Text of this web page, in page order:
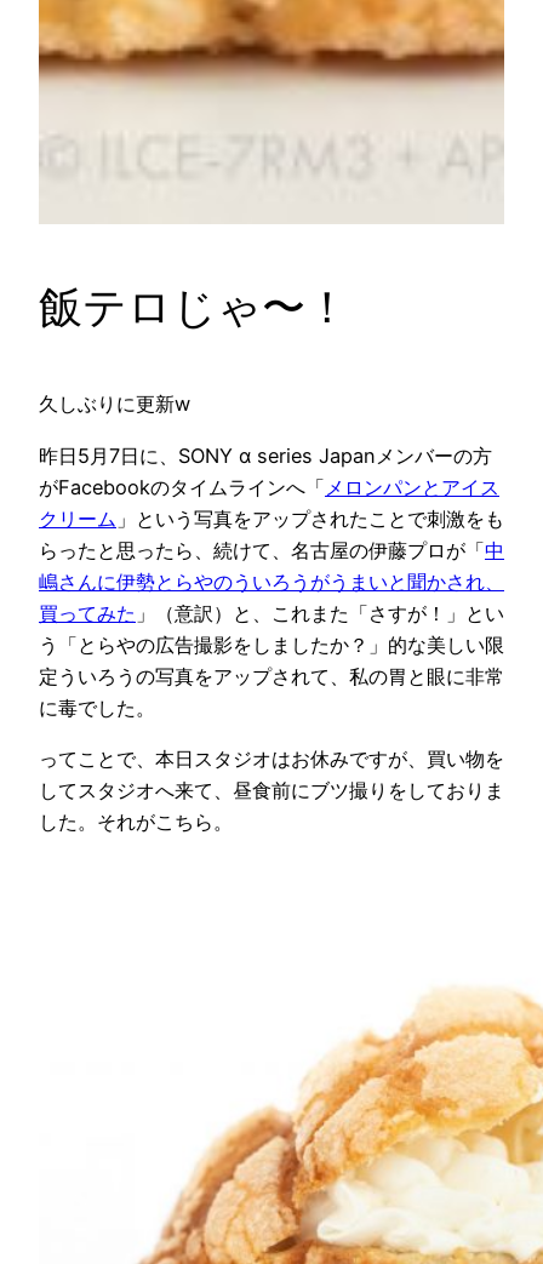
飯テロじゃ〜！
久しぶりに更新w
昨日5月7日に、SONY α series Japanメンバーの方
がFacebookのタイムラインへ「 メロンパンとアイス
クリーム 」という写真をアップされたことで刺激をも
らったと思ったら、続けて、名古屋の伊藤プロが「中
嶋さんに伊勢とらやのういろうがうまいと聞かされ、
買ってみた 」（意訳）と、これまた「さすが！」とい
う「とらやの広告撮影をしましたか？」的な美しい限
定ういろうの写真をアップされて、私の胃と眼に非常
に毒でした。
ってことで、本日スタジオはお休みですが、買い物を
してスタジオへ来て、昼食前にブツ撮りをしておりま
した。それがこちら。